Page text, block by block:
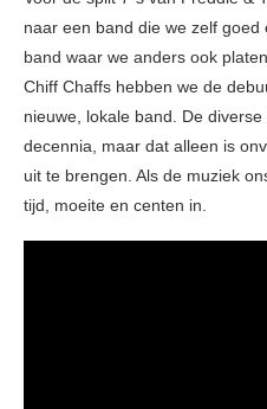
naar een band die we zelf
band waar we anders ook
Chiff Chaffs hebben we de
nieuwe, lokale band. De
decennia, maar dat alleen is
uit te brengen. Als de muziek
tijd, moeite en centen in.